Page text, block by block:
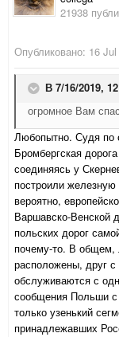
21938
Опубликовано: 16
В 7/16/2019,
огромное Вам
Любопытно. Судя по
Бромбергская
соединяясь у
построили
вероятно,
Варшавско-Венской
польских дорог
почему-то. В общем,
расположены, друг с
обслуживаются с
сообщения Польши с
только узенький
принадлежавших